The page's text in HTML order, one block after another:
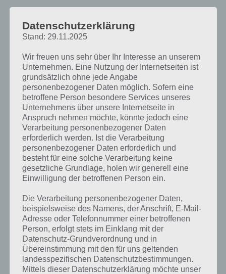
Kurze Begriffserklärung zur Lösung
Ahorn
Ahorn ist die Lösung für das tägliche Rätsel am 17.4.2018 in 4 Bilder 1
Wort, doch welche Bedeutung hat dieses eigentlich und was gibt es
dazu zu wissen? Zu bestimmten Lösungen präsentieren wir daher
auch immer eine kurze Begriffserklärung!
Datenschutzerklärung
Stand: 29.11.2025
Wir freuen uns sehr über Ihr Interesse an unserem
Unternehmen. Eine Nutzung der Internetseiten ist
grundsätzlich ohne jede Angabe
personenbezogener Daten möglich. Sofern eine
betroffene Person besondere Services unseres
Unternehmens über unsere Internetseite in
Anspruch nehmen möchte, könnte jedoch eine
Verarbeitung personenbezogener Daten
erforderlich werden. Ist die Verarbeitung
personenbezogener Daten erforderlich und
besteht für eine solche Verarbeitung keine
gesetzliche Grundlage, holen wir generell eine
Einwilligung der betroffenen Person ein.
Die Verarbeitung personenbezogener Daten,
beispielsweise des Namens, der Anschrift, E-Mail-
Adresse oder Telefonnummer einer betroffenen
Person, erfolgt stets im Einklang mit der
Datenschutz-Grundverordnung und in
Übereinstimmung mit den für uns geltenden
landesspezifischen Datenschutzbestimmungen.
Mittels dieser Datenschutzerklärung möchte unser